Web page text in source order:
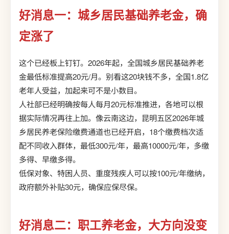
好消息一：城乡居民基础养老金，确
定涨了
这个已经板上钉钉。2026年起，全国城乡居民基础养老
金最低标准提高20元/月。别看这20块钱不多，全国1.8亿
老年人受益，加起来可不是小数目。
人社部已经明确按每人每月20元标准推进，各地可以根
据实际情况再往上加。像云南这边，昆明五区2026年城
乡居民养老保险缴费通道也已经开启，18个缴费档次适
配不同收入群体，最低300元/年，最高10000元/年，多缴
多得、早缴多得。
低保对象、特困人员、重度残疾人可以按100元/年缴纳，
政府额外补贴30元，确保应保尽保。
好消息二：职工养老金，大方向没变